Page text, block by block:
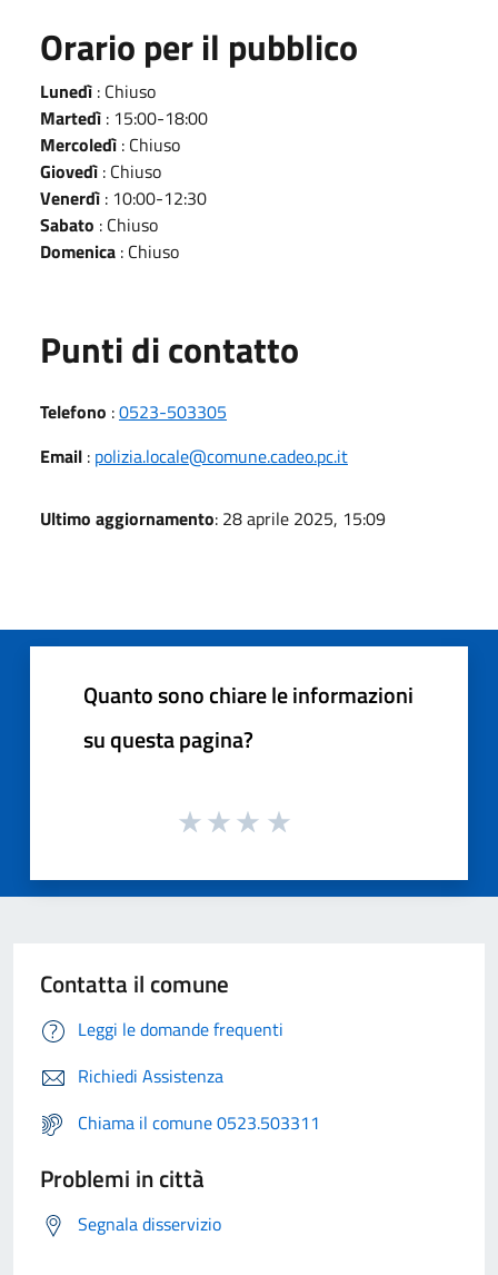
Orario per il pubblico
Lunedì : Chiuso
Martedì : 15:00-18:00
Mercoledì : Chiuso
Giovedì : Chiuso
Venerdì : 10:00-12:30
Sabato : Chiuso
Domenica : Chiuso
Punti di contatto
Telefono :0523-503305
Email : polizia.locale@comune.cadeo.pc.it
Ultimo aggiornamento: 28 aprile 2025, 15:09
Quanto sono chiare le informazioni
su questa pagina?
Contatta il comune
Leggi le domande frequenti
Richiedi Assistenza
Chiama il comune 0523.503311
Problemi in città
Segnala disservizio